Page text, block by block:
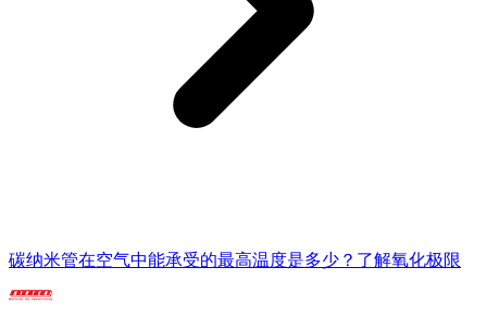
碳纳米管在空气中能承受的最高温度是多少？了解氧化极限